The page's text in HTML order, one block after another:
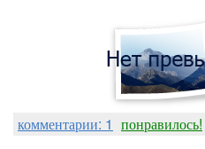
комментарии: 1 понравилось!